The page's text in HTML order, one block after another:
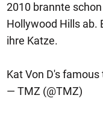
2010 brannte
Hollywood Hills ab.
ihre Katze.
Kat Von D's famous
— TMZ (@TMZ)